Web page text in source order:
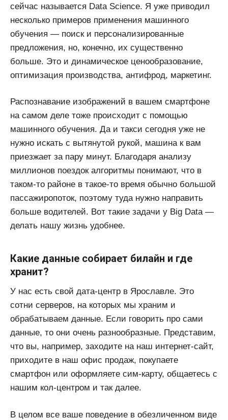
сейчас называется Data Science. Я уже приводил
несколько примеров применения машинного
обучения — поиск и персонализированные
предложения, но, конечно, их существенно
больше. Это и динамическое ценообразование,
оптимизация производства, антифрод, маркетинг.
Распознавание изображений в вашем смартфоне
на самом деле тоже происходит с помощью
машинного обучения. Да и такси сегодня уже не
нужно искать с вытянутой рукой, машина к вам
приезжает за пару минут. Благодаря анализу
миллионов поездок алгоритмы понимают, что в
таком-то районе в такое-то время обычно большой
пассажиропоток, поэтому туда нужно направить
больше водителей. Вот такие задачи у Big Data —
делать нашу жизнь удобнее.
Какие данные собирает билайн и где
хранит?
У нас есть свой дата-центр в Ярославле. Это
сотни серверов, на которых мы храним и
обрабатываем данные. Если говорить про сами
данные, то они очень разнообразные. Представим,
что вы, например, заходите на наш интернет-сайт,
приходите в наш офис продаж, покупаете
смартфон или оформляете сим-карту, общаетесь с
нашим кол-центром и так далее.
В целом все ваше поведение в обезличенном виде